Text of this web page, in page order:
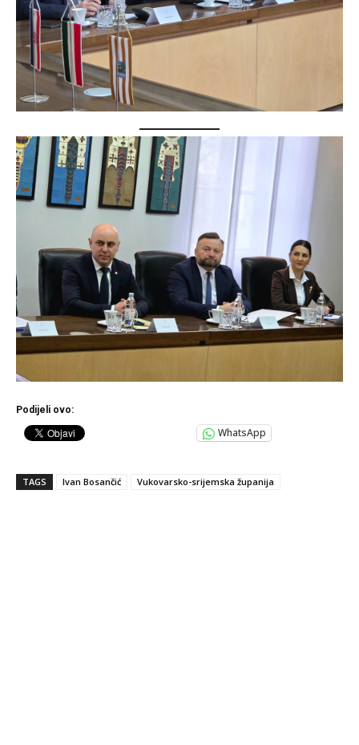
Podijeli ovo:
WhatsApp
TAGS Ivan Bosančić Vukovarsko-srijemska županija